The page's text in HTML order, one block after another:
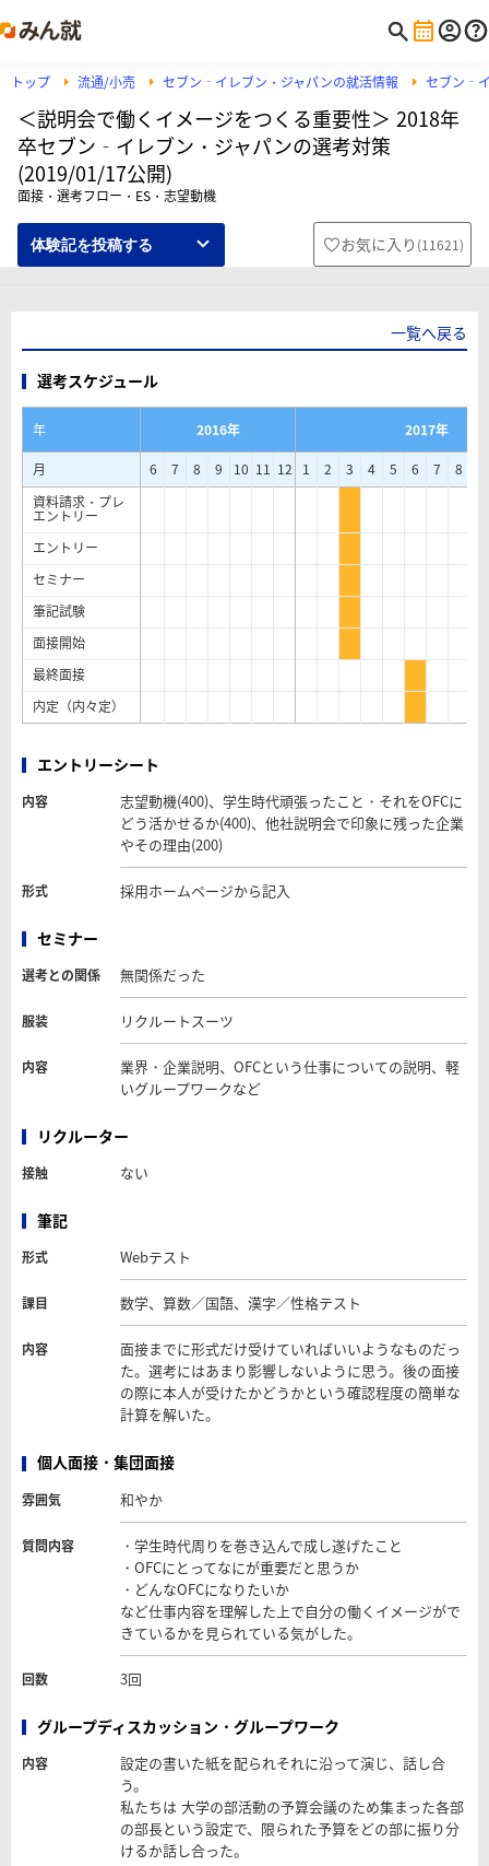
トップ 流通/小売 セブン‐イレブン・ジャパンの就活情報 セブン‐
＜説明会で働くイメージをつくる重要性＞ 2018年
卒セブン‐イレブン・ジャパンの選考対策
(2019/01/17公開)
面接・選考フロー・ES・志望動機
体験記を投稿する お気に入り (11621)
一覧へ戻る
選考スケジュール
年 2016年
2017年
月
6 7 8 9 10 11 12 1 2 3 4 5 6 7 8
資料請求・プレ
エントリー
エントリー
セミナー
筆記試験
面接開始
最終面接
内定（内々定）
エントリーシート
内容
志望動機(400)、学生時代頑張ったこと・それをOFCに
どう活かせるか(400)、他社説明会で印象に残った企業
やその理由(200)
形式 採用ホームページから記入
セミナー
選考との関係 無関係だった
服装 リクルートスーツ
内容
業界・企業説明、OFCという仕事についての説明、軽
いグループワークなど
リクルーター
接触 ない
筆記
形式 Webテスト
課目 数学、算数／国語、漢字／性格テスト
内容
面接までに形式だけ受けていればいいようなものだっ
た。選考にはあまり影響しないように思う。後の面接
の際に本人が受けたかどうかという確認程度の簡単な
計算を解いた。
個人面接・集団面接
雰囲気 和やか
質問内容
・学生時代周りを巻き込んで成し遂げたこと
・OFCにとってなにが重要だと思うか
・どんなOFCになりたいか
など仕事内容を理解した上で自分の働くイメージがで
きているかを見られている気がした。
回数 3回
グループディスカッション・グループワーク
内容
設定の書いた紙を配られそれに沿って演じ、話し合
う。
私たちは 大学の部活動の予算会議のため集まった各部
の部長という設定で、限られた予算をどの部に振り分
けるか話し合った。